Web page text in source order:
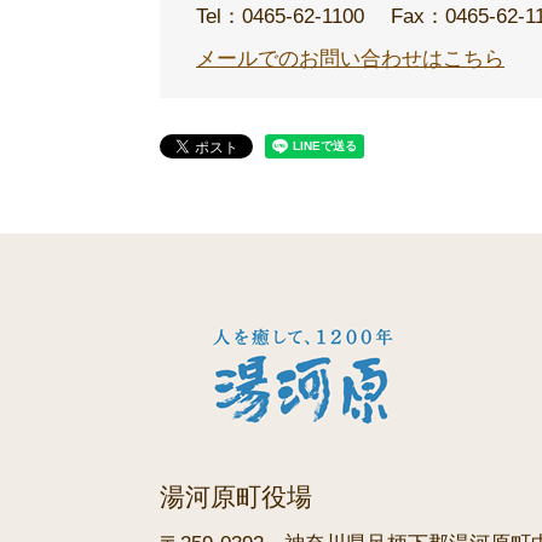
Tel：0465-62-1100
Fax：0465-62-
メールでのお問い合わせはこちら
湯河原町役場